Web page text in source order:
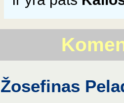
Žosefinas